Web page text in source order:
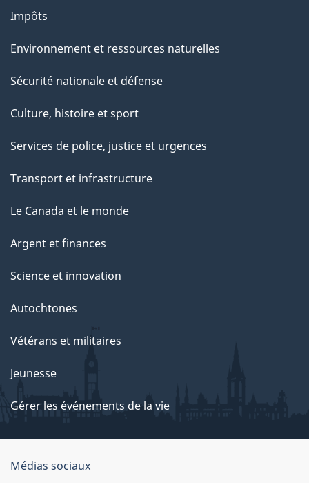
Impôts
Environnement et ressources naturelles
Sécurité nationale et défense
Culture, histoire et sport
Services de police, justice et urgences
Transport et infrastructure
Le Canada et le monde
Argent et finances
Science et innovation
Autochtones
Vétérans et militaires
Jeunesse
Gérer les événements de la vie
Organisation
Médias sociaux